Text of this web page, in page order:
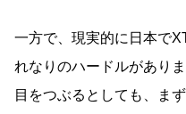
一方で、現実的に日本で
れなりのハードルがあり
目をつぶるとしても、ま